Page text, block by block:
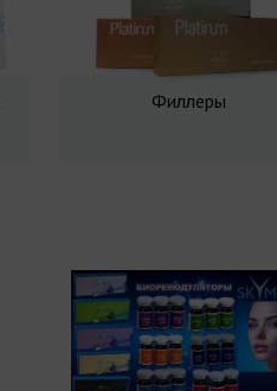
Филлеры